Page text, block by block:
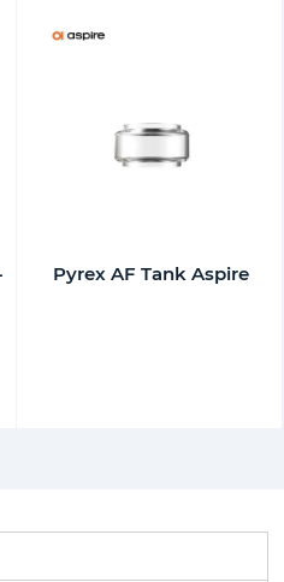
Pyrex AF Tank Aspire